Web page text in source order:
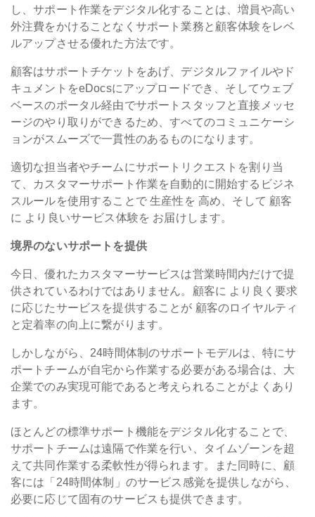
し、サポート作業をデジタル化することは、増員や高い
外注費をかけることなくサポート業務と顧客体験をレベ
ルアップさせる優れた方法です。
顧客はサポートチケットをあげ、デジタルファイルやド
キュメントをeDocsにアップロードでき、そしてウェブ
ベースのポータル経由でサポートスタッフと直接メッセ
ージのやり取りができるため、すべてのコミュニケーシ
ョンがスムーズで一貫性のあるものになります。
適切な担当者やチームにサポートリクエストを割り当
て、カスタマーサポート作業を自動的に開始するビジネ
スルールを使用することで生産性を 高め、 そして 顧客
に より良いサービス体験を お届けします。
境界のないサポートを提供
今日、優れたカスタマーサービスは営業時間内だけで提
供されているわけではありません。顧客に より良く要求
に応じたサービスを提供することが 顧客のロイヤルティ
と定着率の向上に繋がります。
しかしながら、24時間体制のサポートモデルは、特にサ
ポートチームが自宅から作業する必要がある場合は、大
企業でのみ実現可能であると考えられることがよくあり
ます。
ほとんどの標準サポート機能をデジタル化することで、
サポートチームは遠隔で作業を行い、タイムゾーンを超
えて共同作業する柔軟性が得られます。また同時に、顧
客には「24時間体制」のサービス感覚を提供しながら、
必要に応じて固有のサービスも提供できます。